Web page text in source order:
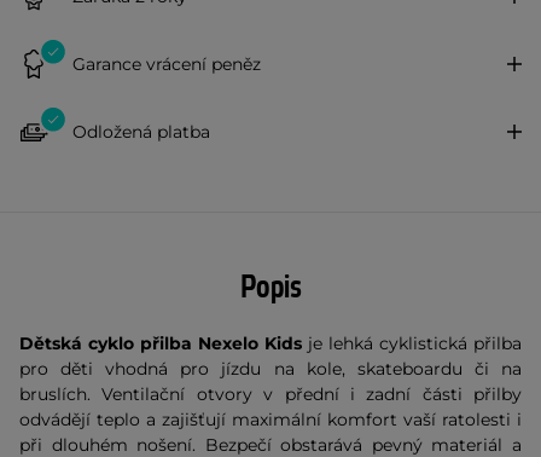
Garance vrácení peněz
Odložená platba
Popis
Dětská cyklo přilba Nexelo Kids je lehká cyklistická přilba
pro děti vhodná pro jízdu na kole, skateboardu či na
bruslích. Ventilační otvory v přední i zadní části přilby
odvádějí teplo a zajišťují maximální komfort vaší ratolesti i
při dlouhém nošení. Bezpečí obstarává pevný materiál a